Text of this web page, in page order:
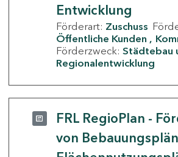
Entwicklung
Förderart: Zuschuss
Öffentliche Kunden
Förderzweck: Städtebau
Regionalentwicklung
FRL RegioPlan -
von